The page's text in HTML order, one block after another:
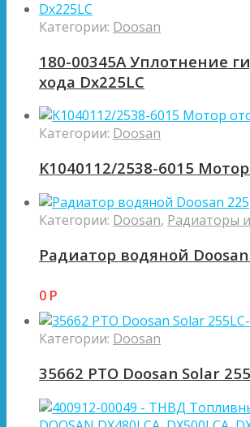
Категории: Doosan
180-00345A Уплотнение
хода Dx225LC
Категории: Doosan
K1040112/2538-6015
Категории: Doosan, Радиаторы
Радиатор водяной
0 Р
Категории: Doosan
35662 PTO Doosan Solar